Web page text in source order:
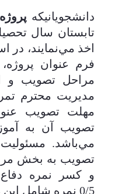
دانشجويانيكه
اخذ مي‌نمايند،
فرم عنوان
مراحل تصويب و
مديريت محترم
مهلت تصويب
تصويب آن به
مي‌باشد.
تصویب به بخش
و کسر نمره
0/5 نمره شامل این دانشجویان می گردد